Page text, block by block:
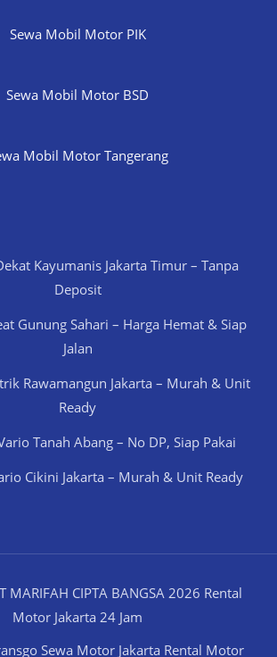
Sewa Mobil Motor PIK
Sewa Mobil Motor BSD
Mobil Motor Tangerang
Kayumanis Jakarta Timur – Tanpa
Deposit
Gunung Sahari – Harga Hemat & Siap
Jalan
Rawamangun Jakarta – Murah & Unit
Ready
Tanah Abang – No DP, Siap Pakai
Cikini Jakarta – Murah & Unit Ready
MARIFAH CIPTA BANGSA 2026 Rental
Motor Jakarta 24 Jam
Sewa Motor Jakarta Rental Motor